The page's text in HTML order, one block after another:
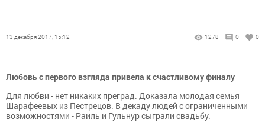
13 декабря 2017, 15:12 1278 0 0
Любовь с первого взгляда привела к счастливому финалу
Для любви - нет никаких преград. Доказала молодая семья
Шарафеевых из Пестрецов. В декаду людей с ограниченными
возможностями - Раиль и Гульнур сыграли свадьбу.